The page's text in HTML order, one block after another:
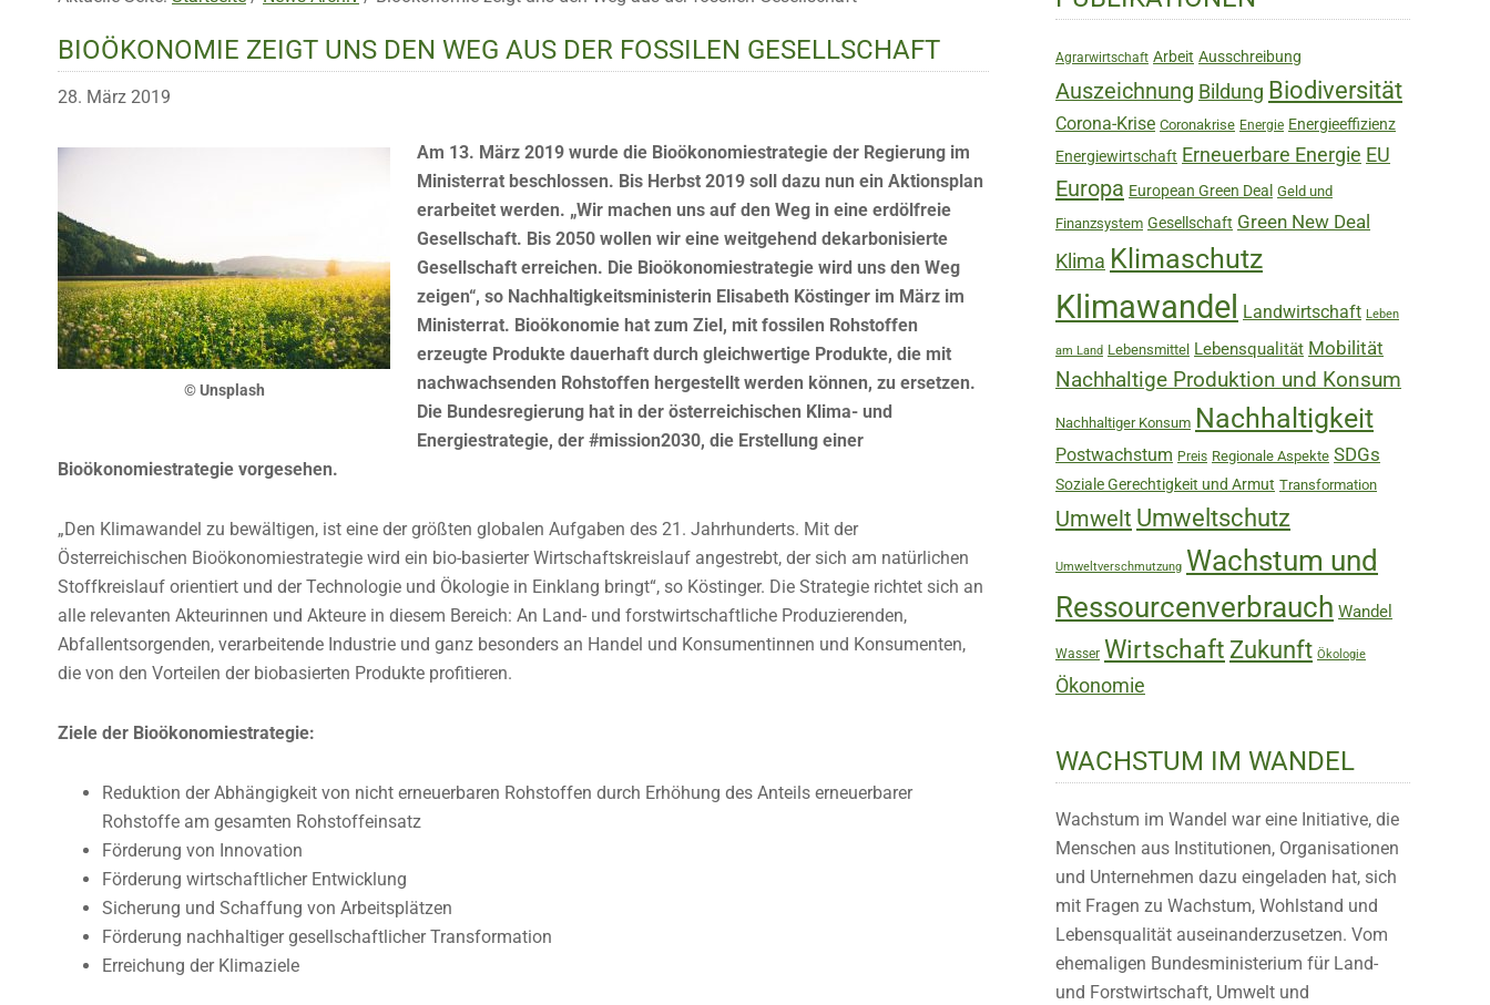
BIOÖKONOMIE ZEIGT UNS DEN WEG AUS DER FOSSILEN GESELLSCHAFT
28. März 2019
© Unsplash
Am 13. März 2019 wurde die Bioökonomiestrategie der Regierung im
Ministerrat beschlossen. Bis Herbst 2019 soll dazu nun ein Aktionsplan
erarbeitet werden. „Wir machen uns auf den Weg in eine erdölfreie
Gesellschaft. Bis 2050 wollen wir eine weitgehend dekarbonisierte
Gesellschaft erreichen. Die Bioökonomiestrategie wird uns den Weg
zeigen“, so Nachhaltigkeitsministerin Elisabeth Köstinger im März im
Ministerrat. Bioökonomie hat zum Ziel, mit fossilen Rohstoffen
erzeugte Produkte dauerhaft durch gleichwertige Produkte, die mit
nachwachsenden Rohstoffen hergestellt werden können, zu ersetzen.
Die Bundesregierung hat in der österreichischen Klima- und
Energiestrategie, der #mission2030, die Erstellung einer
Bioökonomiestrategie vorgesehen.
„Den Klimawandel zu bewältigen, ist eine der größten globalen Aufgaben des 21. Jahrhunderts. Mit der
Österreichischen Bioökonomiestrategie wird ein bio-basierter Wirtschaftskreislauf angestrebt, der sich am natürlichen
Stoffkreislauf orientiert und der Technologie und Ökologie in Einklang bringt“, so Köstinger. Die Strategie richtet sich an
alle relevanten Akteurinnen und Akteure in diesem Bereich: An Land- und forstwirtschaftliche Produzierenden,
Abfallentsorgenden, verarbeitende Industrie und ganz besonders an Handel und Konsumentinnen und Konsumenten,
die von den Vorteilen der biobasierten Produkte profitieren.
Ziele der Bioökonomiestrategie:
Reduktion der Abhängigkeit von nicht erneuerbaren Rohstoffen durch Erhöhung des Anteils erneuerbarer
Rohstoffe am gesamten Rohstoffeinsatz
Förderung von Innovation
Förderung wirtschaftlicher Entwicklung
Sicherung und Schaffung von Arbeitsplätzen
Förderung nachhaltiger gesellschaftlicher Transformation
Erreichung der Klimaziele
Sidebar
Agrarwirtschaft Arbeit Ausschreibung
Auszeichnung Bildung Biodiversität
Corona-Krise Coronakrise Energie Energieeffizienz
Energiewirtschaft Erneuerbare Energie EU
Europa European Green Deal Geld und
Finanzsystem Gesellschaft Green New Deal
Klima Klimaschutz
Klimawandel Landwirtschaft Leben
am Land Lebensmittel Lebensqualität Mobilität
Nachhaltige Produktion und Konsum
Nachhaltiger Konsum Nachhaltigkeit
Postwachstum Preis Regionale Aspekte SDGs
Soziale Gerechtigkeit und Armut Transformation
Umwelt Umweltschutz
Umweltverschmutzung Wachstum und
Ressourcenverbrauch Wandel
Wasser Wirtschaft Zukunft Ökologie
Ökonomie
WACHSTUM IM WANDEL
Wachstum im Wandel war eine Initiative, die
Menschen aus Institutionen, Organisationen
und Unternehmen dazu eingeladen hat, sich
mit Fragen zu Wachstum, Wohlstand und
Lebensqualität auseinanderzusetzen. Vom
ehemaligen Bundesministerium für Land-
und Forstwirtschaft, Umwelt und